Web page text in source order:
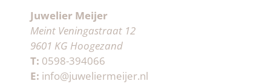
Juwelier Meijer
Meint Veningastraat 12
9601 KG Hoogezand
T: 0598-394066
E: info@juweliermeijer.nl